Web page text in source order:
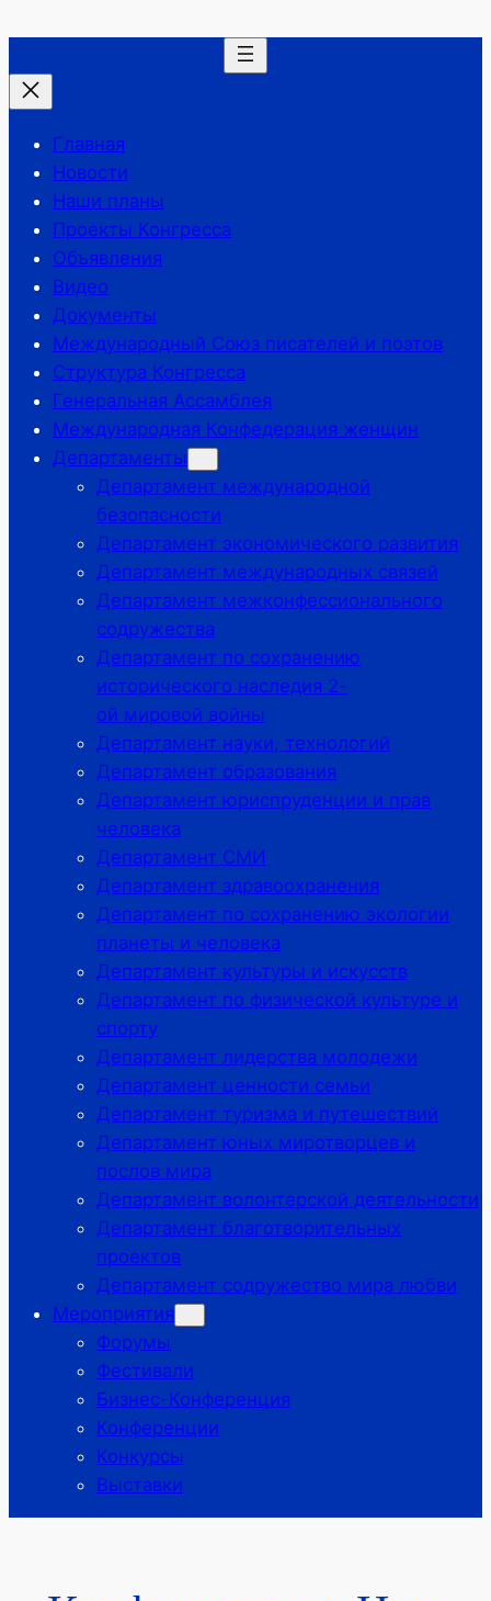
содержимому
Главная
Новости
Наши планы
Проекты Конгресса
Объявления
Видео
Документы
Международный Союз писателей и поэтов
Структура Конгресса
Генеральная Ассамблея
Международная Конфедерация женщин
Департаменты
Департамент международной
безопасности
Департамент экономического развития
Департамент международных связей
Департамент межконфессионального
содружества
Департамент по сохранению
исторического наследия 2-
ой мировой войны
Департамент науки, технологий
Департамент образования
Департамент юриспруденции и прав
человека
Департамент СМИ
Департамент здравоохранения
Департамент по сохранению экологии
планеты и человека
Департамент культуры и искусств
Департамент по физической культуре и
спорту
Департамент лидерства молодежи
Департамент ценности семьи
Департамент туризма и путешествий
Департамент юных миротворцев и
послов мира
Департамент волонтерской деятельности
Департамент благотворительных
проектов
Департамент содружество мира любви
Мероприятия
Форумы
Фестивали
Бизнес-Конференция
Конференции
Конкурсы
Выставки